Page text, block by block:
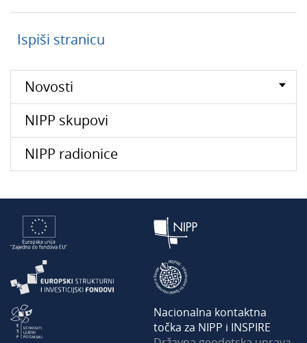
Ispiši stranicu
Novosti
NIPP skupovi
NIPP radionice
Nacionalna kontaktna
točka za NIPP i INSPIRE